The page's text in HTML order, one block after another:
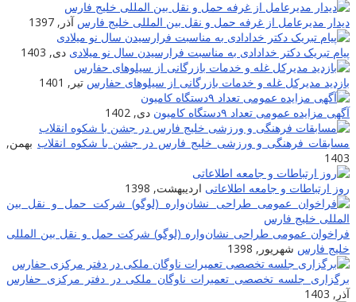
دیدار مدیرعامل از غرفه حمل و نقل بین المللی خلیج فارس آذر, 1397
پیام تبریک دکتر خدادادی به مناسبت فرارسیدن سال نو میلادی دی, 1403
بازدید مدیرکل غله و خدمات بازرگانی از سیلوهای حفارس تیر, 1401
آگهی مزایده عمومی تعداد ۹دستگاه کامیون
دی, 1402
مسابقات فرهنگی و ورزشی خلیج فارس در جشن با شکوه انقلاب بهمن,
1403
روز ارتباطات و جامعه اطلاعاتى اردیبهشت, 1398
فراخوان عمومی طراحی نشان‌واره (لوگو) شرکت حمل و نقل بین المللی
خلیج فارس شهریور, 1398
برگزاری جلسه تخصصی تعمیرات ناوگان ملکی در دفتر مرکزی حفارس
آذر, 1403